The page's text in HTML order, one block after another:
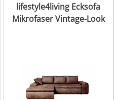
lifestyle4living Ecksofa
Mikrofaser Vintage-Look